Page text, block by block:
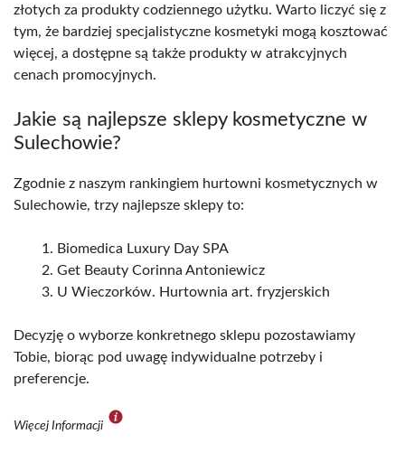
złotych za produkty codziennego użytku. Warto liczyć się z
tym, że bardziej specjalistyczne kosmetyki mogą kosztować
więcej, a dostępne są także produkty w atrakcyjnych
cenach promocyjnych.
Jakie są najlepsze sklepy kosmetyczne w
Sulechowie?
Zgodnie z naszym rankingiem hurtowni kosmetycznych w
Sulechowie, trzy najlepsze sklepy to:
Biomedica Luxury Day SPA
Get Beauty Corinna Antoniewicz
U Wieczorków. Hurtownia art. fryzjerskich
Decyzję o wyborze konkretnego sklepu pozostawiamy
Tobie, biorąc pod uwagę indywidualne potrzeby i
preferencje.
Więcej Informacji